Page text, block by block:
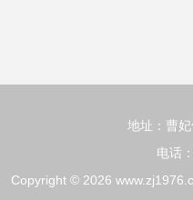
地址：曹
电话
Copyright © 2026